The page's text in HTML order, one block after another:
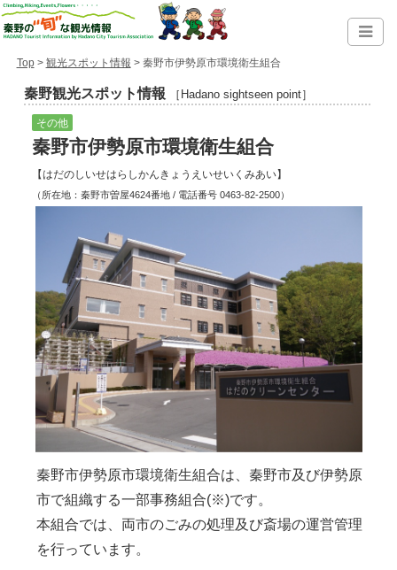
Top> 観光スポット情報 > 秦野市伊勢原市環境衛生組合
秦野観光スポット情報 ［Hadano sightseen point］
その他
秦野市伊勢原市環境衛生組合
【はだのしいせはらしかんきょうえいせいくみあい】
（所在地：秦野市曽屋4624番地 / 電話番号 0463-82-2500）
秦野市伊勢原市環境衛生組合は、秦野市及び伊勢原
市で組織する一部事務組合(※)です。
本組合では、両市のごみの処理及び斎場の運営管理
を行っています。